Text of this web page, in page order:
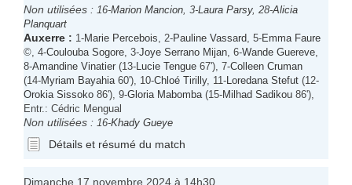
Non utilisées : 16-Marion Mancion , 3-Laura Parsy, 28-Alicia
Planquart
Auxerre : 1-Marie Percebois , 2-Pauline Vassard , 5-Emma Faure
©, 4-Coulouba Sogore , 3-Joye Serrano Mijan , 6-Wande Guereve
8-Amandine Vinatier (13- Lucie Tengue 67'), 7-Colleen Cruman
(14-Myriam Bayahia 60'), 10-Chloé Tirilly, 11- Loredana Stefut (12-
Orokia Sissoko 86'), 9-Gloria Mabomba (15-Milhad Sadikou 86'),
Entr.: Cédric Mengual
Non utilisées : 16-Khady Gueye
Détails et résumé du match
Dimanche 17 novembre 2024 à 14h30